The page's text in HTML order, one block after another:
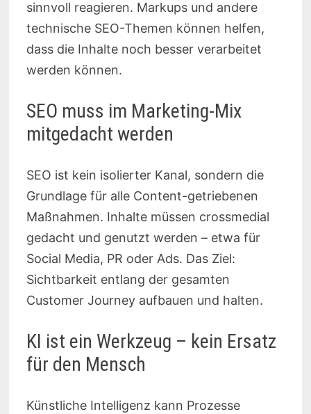
sinnvoll reagieren. Markups und andere
technische SEO-Themen können helfen,
dass die Inhalte noch besser verarbeitet
werden können.
SEO muss im Marketing-Mix
mitgedacht werden
SEO ist kein isolierter Kanal, sondern die
Grundlage für alle Content-getriebenen
Maßnahmen. Inhalte müssen crossmedial
gedacht und genutzt werden – etwa für
Social Media, PR oder Ads. Das Ziel:
Sichtbarkeit entlang der gesamten
Customer Journey aufbauen und halten.
KI ist ein Werkzeug – kein Ersatz
für den Mensch
Künstliche Intelligenz kann Prozesse